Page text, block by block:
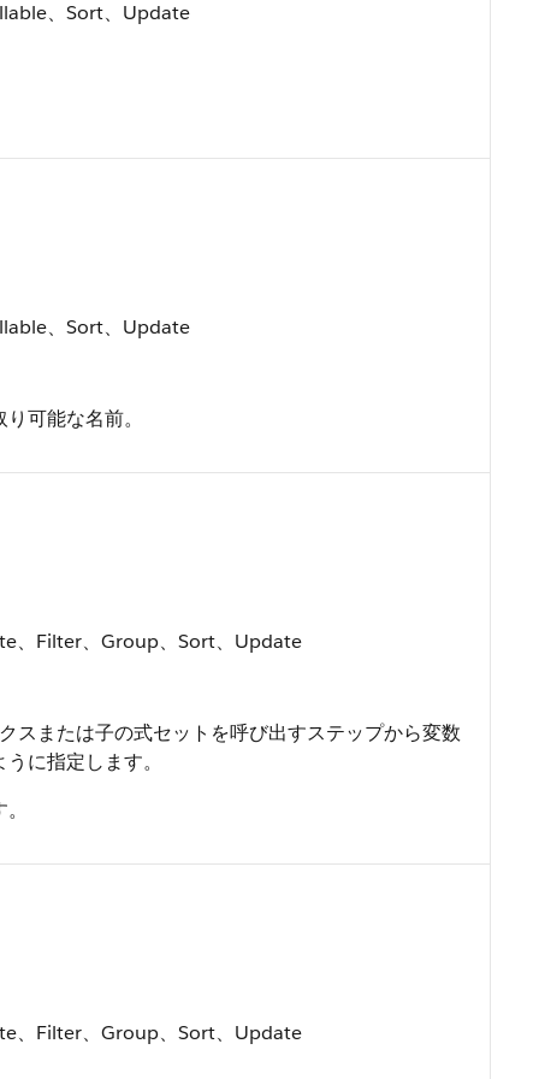
、Sort、Update
、Sort、Update
可能な名前。
、Filter、Group、Sort、Update
スまたは子の式セットを呼び出すステップから変数
に指定します。
、Filter、Group、Sort、Update